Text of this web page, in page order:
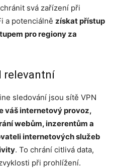
svá zařízení při
a potenciálně získat přístup
pro regiony za
relevantní
sledování jsou sítě VPN
váš internetový provoz,
webům, inzerentům a
internetových služeb
. To chrání citlivá data,
při prohlížení.